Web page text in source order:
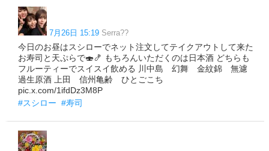
7月26日 15:19 Serra??
今日のお昼はスシローでネット注文してテイクアウトして来た
お寿司と天ぷらで🍣🍤 もちろんいただくのは日本酒 どちらも
フルーティーでスイスイ飲める 川中島 幻舞 金紋錦 無濾
過生原酒 上田 信州亀齢 ひとごこち
pic.x.com/1ifdDz3M8P
#スシロー #寿司